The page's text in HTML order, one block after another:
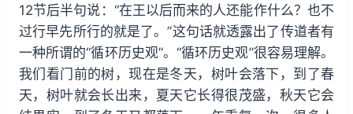
12节后半句说：“在王以后而来的人还能作什么？也不
过行早先所行的就是了。”这句话就透露出了传道者有
一种所谓的“循环历史观”。“循环历史观”很容易理解。
我们看门前的树，现在是冬天，树叶会落下，到了春
天，树叶就会长出来，夏天它长得很茂盛，秋天它会